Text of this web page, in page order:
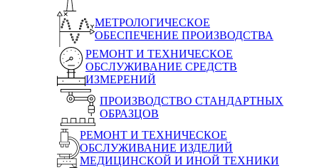
МЕТРОЛОГИЧЕСКОЕ
ОБЕСПЕЧЕНИЕ ПРОИЗВОДСТВА
РЕМОНТ И ТЕХНИЧЕСКОЕ
ОБСЛУЖИВАНИЕ СРЕДСТВ
ИЗМЕРЕНИЙ
ПРОИЗВОДСТВО СТАНДАРТНЫХ
ОБРАЗЦОВ
РЕМОНТ И ТЕХНИЧЕСКОЕ
ОБСЛУЖИВАНИЕ ИЗДЕЛИЙ
МЕДИЦИНСКОЙ И ИНОЙ ТЕХНИКИ